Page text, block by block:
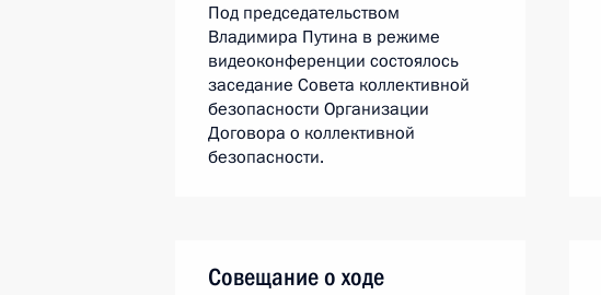
Под председательством
Владимира Путина в режиме
видеоконференции состоялось
заседание Совета коллективной
безопасности Организации
Договора о коллективной
безопасности.
Совещание о ходе